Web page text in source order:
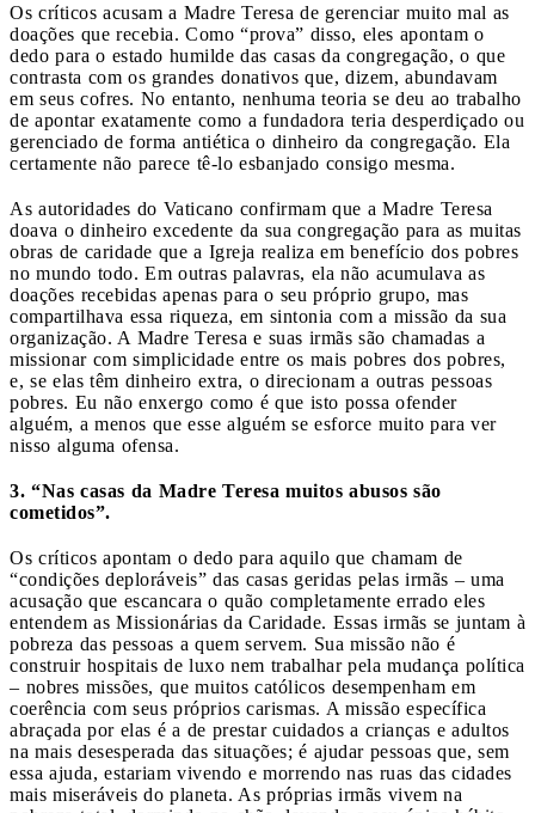
Os críticos acusam a Madre Teresa de gerenciar muito mal as
doações que recebia. Como “prova” disso, eles apontam o
dedo para o estado humilde das casas da congregação, o que
contrasta com os grandes donativos que, dizem, abundavam
em seus cofres. No entanto, nenhuma teoria se deu ao trabalho
de apontar exatamente como a fundadora teria desperdiçado ou
gerenciado de forma antiética o dinheiro da congregação. Ela
certamente não parece tê-lo esbanjado consigo mesma.
As autoridades do Vaticano confirmam que a Madre Teresa
doava o dinheiro excedente da sua congregação para as muitas
obras de caridade que a Igreja realiza em benefício dos pobres
no mundo todo. Em outras palavras, ela não acumulava as
doações recebidas apenas para o seu próprio grupo, mas
compartilhava essa riqueza, em sintonia com a missão da sua
organização. A Madre Teresa e suas irmãs são chamadas a
missionar com simplicidade entre os mais pobres dos pobres,
e, se elas têm dinheiro extra, o direcionam a outras pessoas
pobres. Eu não enxergo como é que isto possa ofender
alguém, a menos que esse alguém se esforce muito para ver
nisso alguma ofensa.
3. “Nas casas da Madre Teresa muitos abusos são
cometidos”.
Os críticos apontam o dedo para aquilo que chamam de
“condições deploráveis” das casas geridas pelas irmãs – uma
acusação que escancara o quão completamente errado eles
entendem as Missionárias da Caridade. Essas irmãs se juntam à
pobreza das pessoas a quem servem. Sua missão não é
construir hospitais de luxo nem trabalhar pela mudança política
– nobres missões, que muitos católicos desempenham em
coerência com seus próprios carismas. A missão específica
abraçada por elas é a de prestar cuidados a crianças e adultos
na mais desesperada das situações; é ajudar pessoas que, sem
essa ajuda, estariam vivendo e morrendo nas ruas das cidades
mais miseráveis do planeta. As próprias irmãs vivem na